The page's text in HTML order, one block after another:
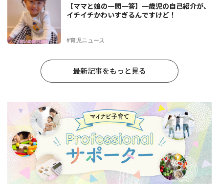
#育児ニュース
【ママと娘の一問一答】一歳児の自己紹介が、
イチイチかわいすぎるんですけど！
最新記事をもっと見る